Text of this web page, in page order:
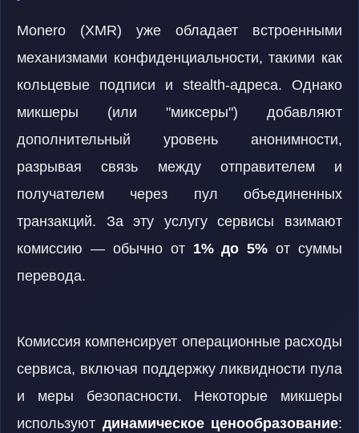
Monero (XMR) уже обладает встроенными
механизмами конфиденциальности, такими как
кольцевые подписи и stealth-адреса. Однако
микшеры (или "миксеры") добавляют
дополнительный уровень анонимности,
разрывая связь между отправителем и
получателем через пул объединенных
транзакций. За эту услугу сервисы взимают
комиссию — обычно от 1% до 5% от суммы
перевода.
Комиссия компенсирует операционные расходы
сервиса, включая поддержку ликвидности пула
и меры безопасности. Некоторые микшеры
используют динамическое ценообразование: